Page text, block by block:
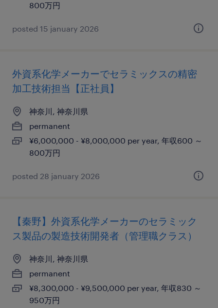
800万円
posted 15 january 2026
外資系化学メーカーでセラミックスの精密
加工技術担当【正社員】
神奈川, 神奈川県
permanent
¥6,000,000 - ¥8,000,000 per year, 年収600 ～
800万円
posted 28 january 2026
【秦野】外資系化学メーカーのセラミック
ス製品の製造技術開発者（管理職クラス）
神奈川, 神奈川県
permanent
¥8,300,000 - ¥9,500,000 per year, 年収830 ～
950万円